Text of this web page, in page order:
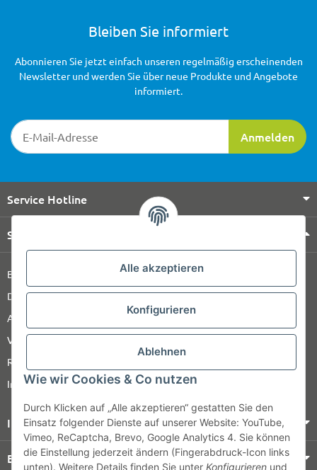
Alle akzeptieren
Konfigurieren
Ablehnen
Wie wir Cookies & Co nutzen
Durch Klicken auf „Alle akzeptieren“ gestatten Sie den
Einsatz folgender Dienste auf unserer Website: YouTube,
Vimeo, ReCaptcha, Brevo, Google Analytics 4. Sie können
die Einstellung jederzeit ändern (Fingerabdruck-Icon links
unten). Weitere Details finden Sie unter Konfigurieren und
Bleiben Sie informiert
Newsletter-Registrierung
Anmelden
Abonnieren Sie jetzt einfach unseren regelmäßig erscheinenden
Newsletter und werden Sie über neue Produkte und Angebote
informiert.
Service Hotline
Shop Service
Barrierefreiheitserklärung
Datenschutz
AGB
Versandinformationen
Retour
Impressum
Informationen
Bezahlung & Versand